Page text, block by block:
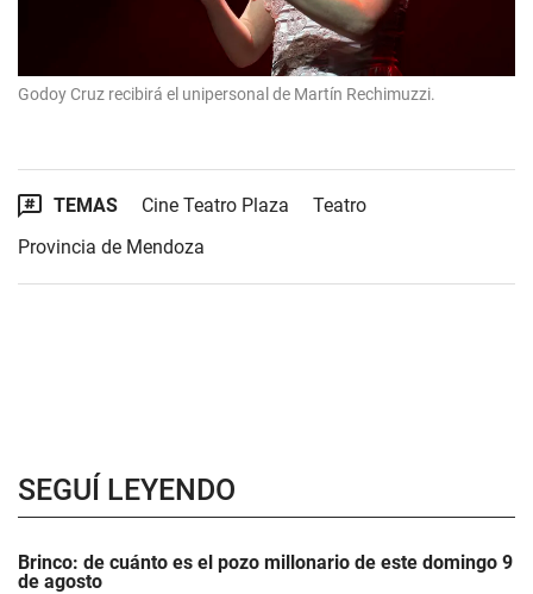
Godoy Cruz recibirá el unipersonal de Martín Rechimuzzi.
TEMAS Cine Teatro Plaza
Teatro
Provincia de Mendoza
SEGUÍ LEYENDO
Brinco: de cuánto es el pozo millonario de este domingo 9
de agosto